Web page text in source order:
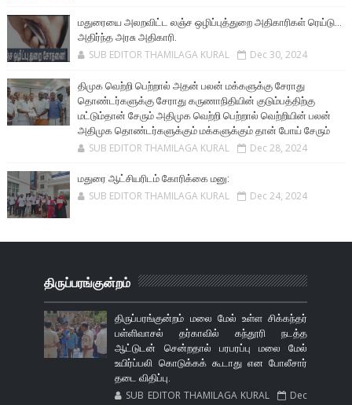
மதுரையை அலறவிட்ட லஞ்ச ஒழிப்புத்துறை அதிகாரிகள் ரெய்டு...
அதிர்ந்த அரசு அதிகாரி.
SUB EDITOR THAMILAGA KURAL Dec 30, 2024
திமுக வெற்றி பெற்றால் அதன் பலன் மக்களுக்கு சேராது
தொண்டர்களுக்கு சேராது கருணாநிதியின் குடும்பத்திற்கு
மட்டும்தான் சேரும் அதிமுக வெற்றி பெற்றால் வெற்றியின் பலன்
அதிமுக தொண்டர்களுக்கும் மக்களுக்கும் தான் போய் சேரும்
SUB EDITOR THAMILAGA KURAL Dec 28, 2024
மதுரை ஆட்சியரிடம் கோரிக்கை மனு:
SUB EDITOR THAMILAGA KURAL Dec 24, 2024
திருப்பரங்குன்றம்
திருப்பரங்குன்றம் மலை மேல் உள்ள சிக்கந்தர்
பள்ளிவாசல் தர்காவில் கந்தூரி நடத்த
ஆட்டுடன் சென்றதால் பரபரப்பு மலை மேல்
உயிர்ப்பலி கொடுக்கக் கூடாது என போலீசார்
தடை விதிப்பு.
SUB EDITOR THAMILAGA KURAL
Dec